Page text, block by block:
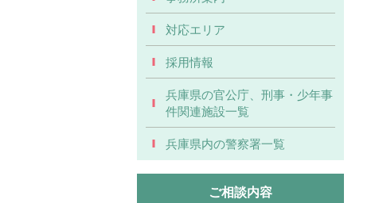
対応エリア
採用情報
兵庫県の官公庁、刑事・少年事
件関連施設一覧
兵庫県内の警察署一覧
ご相談内容